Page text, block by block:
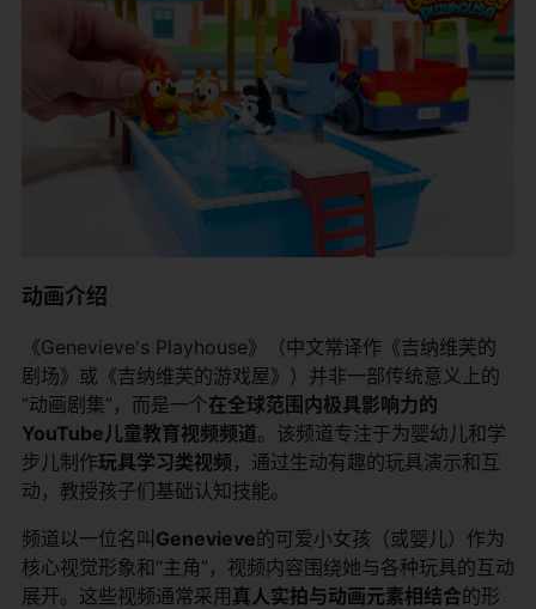
动画介绍
《Genevieve's Playhouse》（中文常译作《吉纳维芙的
剧场》或《吉纳维芙的游戏屋》）并非一部传统意义上的
“动画剧集”，而是一个在全球范围内极具影响力的
YouTube儿童教育视频频道。该频道专注于为婴幼儿和学
步儿制作玩具学习类视频 ，通过生动有趣的玩具演示和互
动，教授孩子们基础认知技能。
频道以一位名叫 Genevieve的可爱小女孩（或婴儿）作为
核心视觉形象和“主角”，视频内容围绕她与各种玩具的互动
展开。这些视频通常采用真人实拍与动画元素相结合的形